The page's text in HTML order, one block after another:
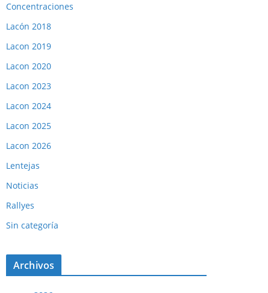
Concentraciones
Lacón 2018
Lacon 2019
Lacon 2020
Lacon 2023
Lacon 2024
Lacon 2025
Lacon 2026
Lentejas
Noticias
Rallyes
Sin categoría
Archivos